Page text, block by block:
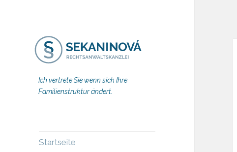
Ich vertrete Sie wenn sich Ihre
Familienstruktur ändert.
Startseite